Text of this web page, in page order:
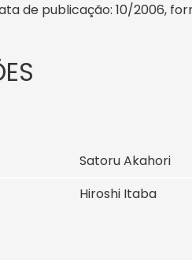
de publicação: 10/2006,
Satoru Akahori
Hiroshi Itaba